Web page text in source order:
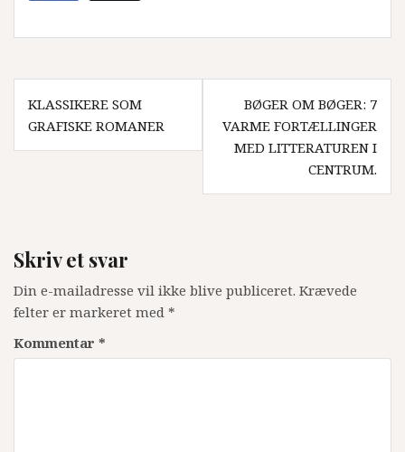
Indlægsnavigation
KLASSIKERE SOM
GRAFISKE ROMANER
BØGER OM BØGER: 7
VARME FORTÆLLINGER
MED LITTERATUREN I
CENTRUM.
Skriv et svar
Din e-mailadresse vil ikke blive publiceret. Krævede
felter er markeret med *
Kommentar *